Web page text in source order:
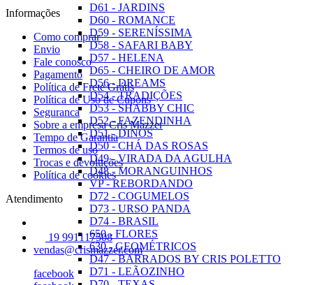
D61 - JARDINS
D60 - ROMANCE
D59 - SERENÍSSIMA
D58 - SAFARI BABY
D57 - HELENA
D65 - CHEIRO DE AMOR
D56 - DREAMS
D54 - TRADIÇÕES
D53 - SHABBY CHIC
D52 - FAZENDINHA
D51 - DINOS
D50 - CHÁ DAS ROSAS
D49 - VIRADA DA AGULHA
D48 - MORANGUINHOS
VP - REBORDANDO
D72 - COGUMELOS
D73 - URSO PANDA
D74 - BRASIL
650 - FLORES
630 - GEOMÉTRICOS
D47 - BARRADOS BY CRIS POLETTO
D71 - LEÃOZINHO
Informações
Como comprar
Envio
Fale conosco
Pagamento
Política de Frete Grátis
Política de Uso de Cupons
Seguranca
Sobre a empresa Cris Mazzer
Tempo de Garantia
Termos de uso
Trocas e devoluções
Política de cookies
Atendimento
19 991117508
vendas@crismazzer.com
facebook